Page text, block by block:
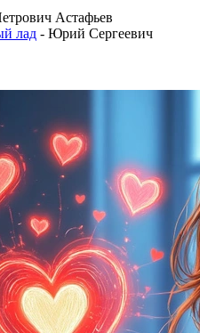
Астафьев
лад - Юрий Сергеевич